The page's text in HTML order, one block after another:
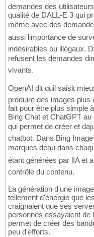
demandes des
qualité de DALL-E 3 qui
même avec des
aussi limportance de
indésirables ou illégaux.
refusent les demandes
vivants.
OpenAI dit quil saisit
produire des images plus
fait pour être plus simple
Bing Chat et ChatGPT
qui permet de créer et
chatbot. Dans Bing
marques deau dans
étant générées par lIA
contrôle du contenu.
La génération d'une
tellement d'énergie que
craignaient que ses
personnes essayaient
permet de créer des
peu d'efforts.